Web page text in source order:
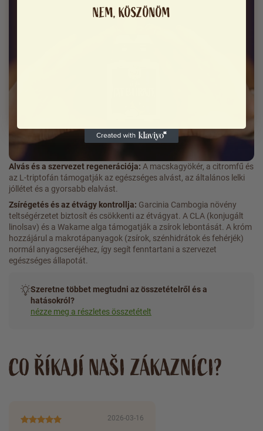
Alvás és a szervezet regenerációja: A macskagyökér, a citromfű és
az L-triptofán támogatják az egészséges alvást, az általános lelki
jóllétet és a gyorsabb elalvást.
Zsírégetés és az étvágy kontrollja: Garcinia Cambogia növény
teltségérzetet biztosít és csökkenti az étvágyat. A CLA (konjugált
linolsav) és a Wakame alga támogatják a zsírok lebontását. A króm
hozzájárul a makrotápanyagok (zsírok, szénhidrátok és fehérjék)
normál anyagcseréjéhez, így segít fenntartani a szervezet
egészséges állapotát.
Szeretne többet megtudni az összetételről és a
hatásokról?
nézze meg a részletes összetételt
CO ŘÍKAJÍ NAŠI ZÁKAZNÍCI?
2026-03-16
NEM, KÖSZÖNÖM